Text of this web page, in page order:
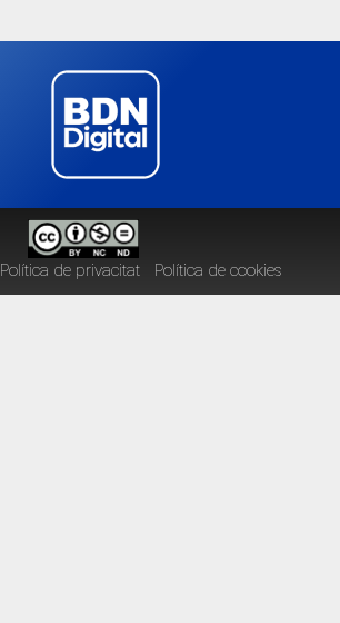
Política de privacitat Política de cookies